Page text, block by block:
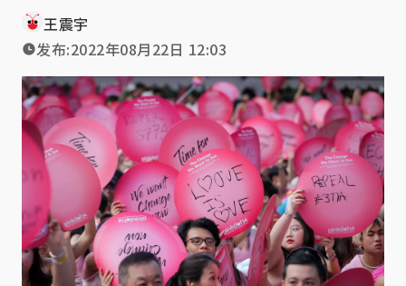
王震宇
发布:2022年08月22日 12:03